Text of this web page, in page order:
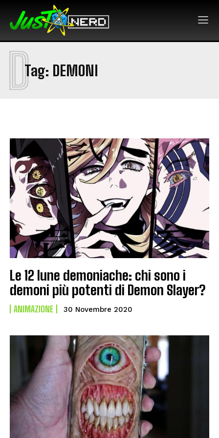
Tag: DEMONI
D
Le 12 lune demoniache: chi sono i
demoni più potenti di Demon Slayer?
ANIMAZIONE 30 Novembre 2020